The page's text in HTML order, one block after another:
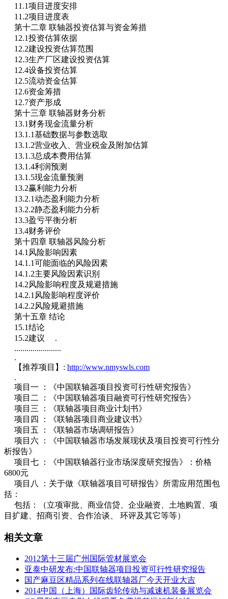
11.1项目进度安排
11.2项目进度表
第十二章 联轴器投资估算与资金筹措
12.1投资估算依据
12.2建设投资估算范围
12.3生产厂区建设投资估算
12.4设备投资估算
12.5流动资金估算
12.6资金筹措
12.7资产形成
第十三章 联轴器财务分析
13.1财务现金流量分析
13.1.1基础数据与参数选取
13.1.2营业收入、营业税金及附加估算
13.1.3总成本费用估算
13.1.4利润预测
13.1.5现金流量预测
13.2赢利能力分析
13.2.1动态盈利能力分析
13.2.2静态盈利能力分析
13.3盈亏平衡分析
13.4财务评价
第十四章 联轴器风险分析
14.1风险影响因素
14.1.1可能面临的风险因素
14.1.2主要风险因素识别
14.2风险影响程度及规避措施
14.2.1风险影响程度评价
14.2.2风险规避措施
第十五章 结论
15.1结论
15.2建议 .
.......................
.
【推荐项目】: http://www.nmyswls.com
.
项目一 ：《中国联轴器项目投资可行性研究报告》
项目二 ：《中国联轴器项目融资可行性研究报告》
项目三 ：《联轴器项目商业计划书》
项目四 ：《联轴器项目商业建议书》
项目五 ：《联轴器市场调研报告》
项目六 ：《中国联轴器市场发展现状及项目投资可行性分
析报告》
项目七 ：《中国联轴器行业市场深度研究报告》：价格
6800元
项目八 ：关于做《联轴器项目可研报告》所需应用范围包
括：
包括：（立项审批、商业信贷、企业融资、土地购置、项
目扩建、招商引资、合作洽谈、 环评及其它等等）
相关文章
2012第十三届广州国际管材展览会
亚泰中研发布:中国联轴器项目投资可行性研究报告
国产麻豆区精品系列在线联轴器厂今天开业大吉
2014中国（上海）国际齿轮传动与减速机装备展览会